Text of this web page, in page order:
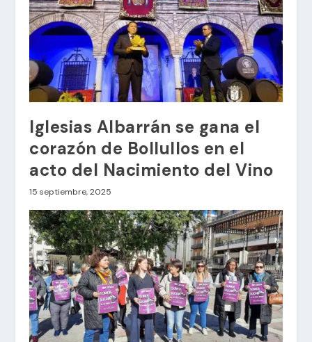
Iglesias Albarrán se gana el
corazón de Bollullos en el
acto del Nacimiento del Vino
15 septiembre, 2025